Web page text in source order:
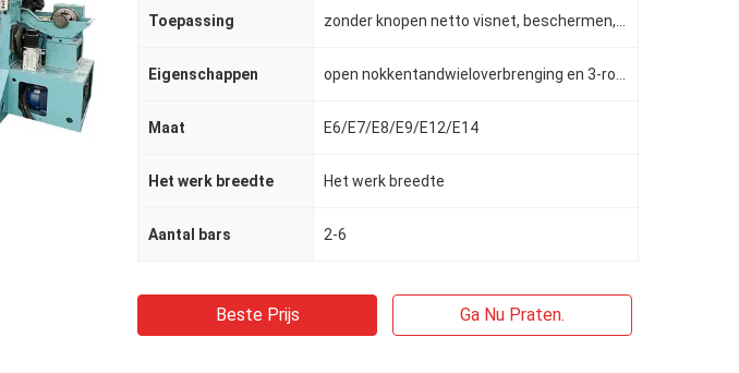
Toepassing
Eigenschappen
Maat E6/E7/E8/E9/E12/E14
Het werk breedte Het werk breedte
Aantal bars 2-6
Beste Prijs Ga Nu Praten.